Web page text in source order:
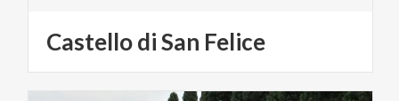
CastellodiSan Felice